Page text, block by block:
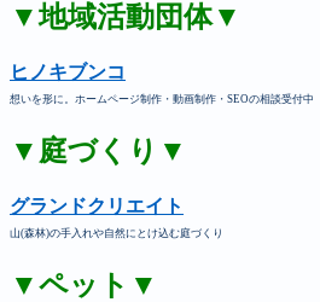
▼地域活動団体▼
ヒノキブンコ
想いを形に。ホームページ制作・動画制作・SEOの相談受付中
▼庭づくり▼
グランドクリエイト
山(森林)の手入れや自然にとけ込む庭づくり
▼ペット▼